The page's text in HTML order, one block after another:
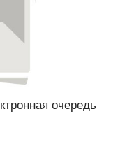
очередь